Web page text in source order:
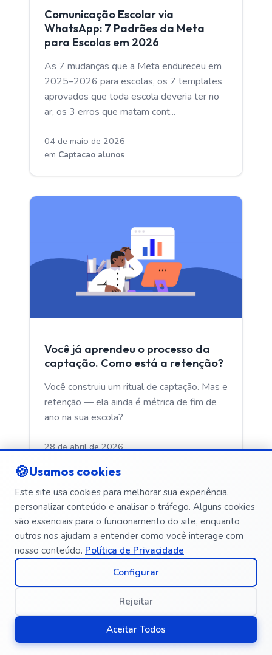
Comunicação Escolar via
WhatsApp: 7 Padrões da Meta
para Escolas em 2026
As 7 mudanças que a Meta endureceu em
2025–2026 para escolas, os 7 templates
aprovados que toda escola deveria ter no
ar, os 3 erros que matam cont...
04 de maio de 2026
em Captacao alunos
Você já aprendeu o processo da
captação. Como está a retenção?
Você construiu um ritual de captação. Mas e
retenção — ela ainda é métrica de fim de
ano na sua escola?
28 de abril de 2026
CAPTACAO ALUNOS
🍪Usamos cookies
Este site usa cookies para melhorar sua experiência,
personalizar conteúdo e analisar o tráfego. Alguns cookies
são essenciais para o funcionamento do site, enquanto
outros nos ajudam a entender como você interage com
nosso conteúdo. Política de Privacidade
Configurar
Rejeitar
Aceitar Todos